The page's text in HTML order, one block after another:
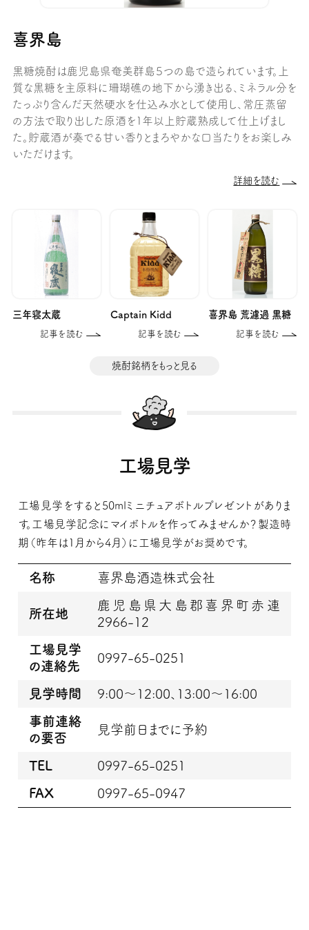
喜界島
黒糖焼酎は鹿児島県奄美群島５つの島で造られています。上
質な黒糖を主原料に珊瑚礁の地下から湧き出る、ミネラル分を
たっぷり含んだ天然硬水を仕込み水として使用し、常圧蒸留
の方法で取り出した原酒を1年以上貯蔵熟成して仕上げまし
た。貯蔵酒が奏でる甘い香りとまろやかな口当たりをお楽しみ
いただけます。
詳細を読む
三年寝太蔵
記事を読む
Captain Kidd
記事を読む
喜界島 荒濾過 黒糖
記事を読む
焼酎銘柄をもっと見る
工場見学
工場見学をすると50mlミニチュアボトルプレゼントがありま
す。工場見学記念にマイボトルを作ってみませんか？製造時
期（昨年は1月から4月）に工場見学がお奨めです。
名称 喜界島酒造株式会社
所在地
鹿児島県大島郡喜界町赤連
2966-12
工場見学
の連絡先
0997-65-0251
見学時間 9:00～12:00、13:00～16:00
事前連絡
の要否
見学前日までに予約
TEL 0997-65-0251
FAX 0997-65-0947